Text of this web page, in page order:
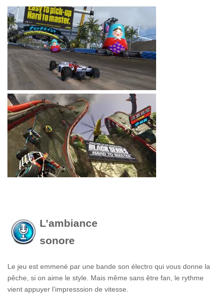
L’ambiance
sonore
Le jeu est emmené par une bande son électro qui vous donne la
pêche, si on aime le style. Mais même sans être fan, le rythme
vient appuyer l’impresssion de vitesse.